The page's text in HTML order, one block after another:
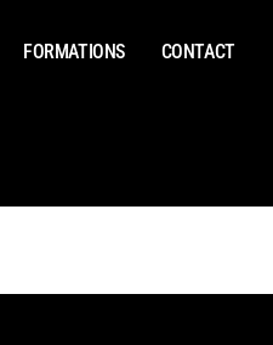
FORMATIONS CONTACT